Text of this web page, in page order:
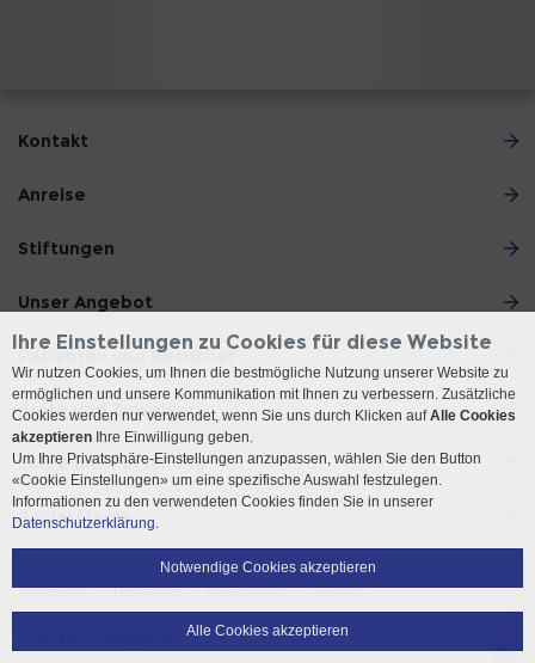
Kontakt
Anreise
Stiftungen
Unser Angebot
Patienten und Besucher
Ärzte und Zuweiser
Lehre und Forschung
Social Media
Impressum Disclaimer Datenschutz Sitemap
Ihre Einstellungen zu Cookies für diese Website
Wir nutzen Cookies, um Ihnen die bestmögliche Nutzung unserer Website zu
ermöglichen und unsere Kommunikation mit Ihnen zu verbessern. Zusätzliche
Cookies werden nur verwendet, wenn Sie uns durch Klicken aufAlle Cookies
akzeptieren Ihre Einwilligung geben.
Um Ihre Privatsphäre-Einstellungen anzupassen, wählen Sie den Button
«Cookie Einstellungen» um eine spezifische Auswahl festzulegen.
Informationen zu den verwendeten Cookies finden Sie in unserer
Datenschutzerklärung.
Notwendige Cookies akzeptieren
Alle Cookies akzeptieren